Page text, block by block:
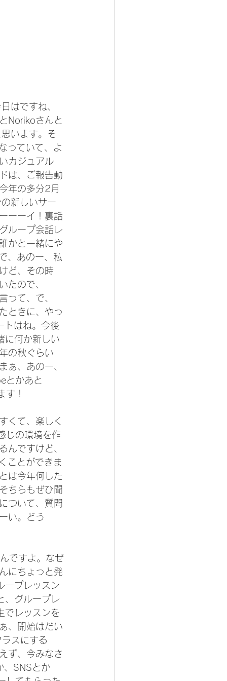
はですね、
Norikoさんと
います。そ
っていて、よ
カジュアル
は、ご報告動
年の多分2月
新しいサー
ーーイ！裏話
ループ会話レ
かと一緒にや
、あのー、私
ど、その時
たので、
って、で、
ときに、やっ
トはね。今後
に何か新しい
の秋ぐらい
ぁ、あのー、
とかあと
す！
くて、楽しく
じの環境を作
んですけど、
ことができま
は今年何した
ちらもぜひ聞
ついて、質問
い。どう
ですよ。なぜ
にちょっと発
ープレッスン
、グループレ
でレッスンを
、開始はだい
スにする
ず、今みなさ
、SNSとか